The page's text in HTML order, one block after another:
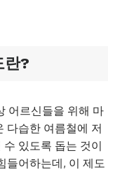
란?
어르신들을 위해 마
다습한 여름철에 저
있도록 돕는 것이
들어하는데, 이 제도